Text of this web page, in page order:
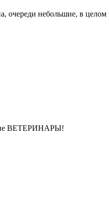
очереди небольшие, в целом
ВЕТЕРИНАРЫ!